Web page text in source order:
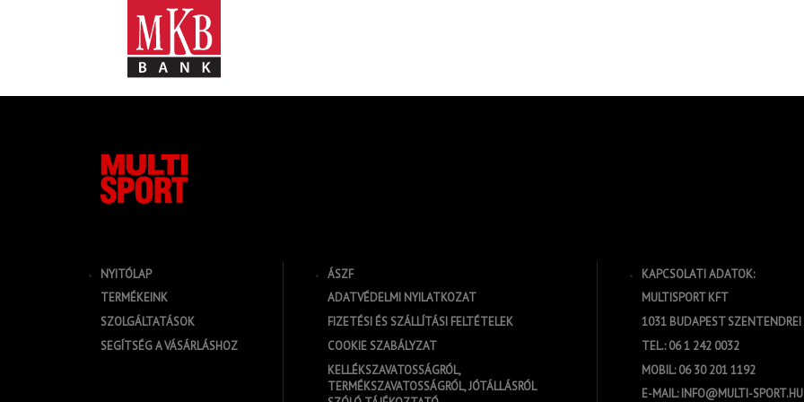
NYITÓLAP
TERMÉKEINK
SZOLGÁLTATÁSOK
SEGÍTSÉG A VÁSÁRLÁSHOZ
ÁSZF
ADATVÉDELMI NYILATKOZAT
FIZETÉSI ÉS SZÁLLÍTÁSI FELTÉTELEK
COOKIE SZABÁLYZAT
KELLÉKSZAVATOSSÁGRÓL,
TERMÉKSZAVATOSSÁGRÓL, JÓTÁLLÁSRÓL
KAPCSOLATI ADATOK:
MULTISPORT KFT
1031 BUDAPEST
TEL.: 06 1 242 0032
MOBIL: 06 30 201 1192
E-MAIL:INFO@MULTI-SPORT.HU